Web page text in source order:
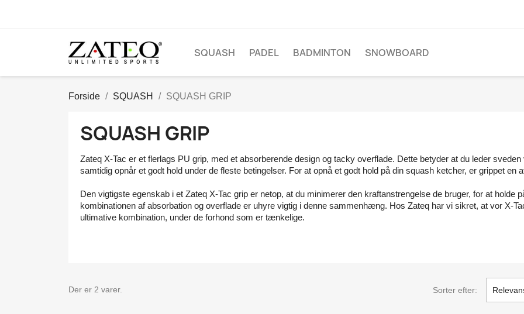
SQUASH PADEL BADMINTON SNOWBOARD
Forside SQUASH SQUASH GRIP
SQUASH GRIP
Zateq X-Tac er et flerlags PU grip, med et absorberende design og tacky overflade. Dette betyder at du leder
samtidig opnår et godt hold under de fleste betingelser. For at opnå et godt hold på din squash ketcher, er grippet en
Den vigtigste egenskab i et Zateq X-Tac grip er netop, at du minimerer den kraftanstrengelse de bruger, for at holde
kombinationen af absorbation og overflade er uhyre vigtig i denne sammenhæng. Hos Zateq har vi sikret, at vor X-
ultimative kombination, under de forhond som er tænkelige.
Der er 2 varer. Sorter efter: